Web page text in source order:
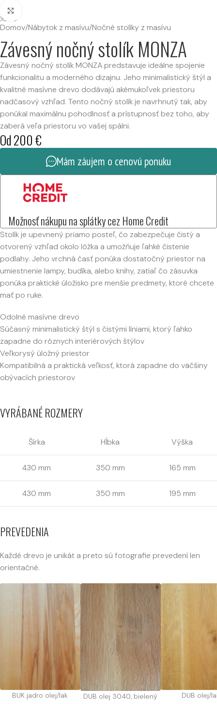
Domov/Nábytok z masívu/Nočné stolíky z masívu
Závesný nočný stolík MONZA
Závesný nočný stolík MONZA predstavuje ideálne spojenie
funkcionalitu a moderného dizajnu. Jeho minimalistický štýl a
kvalitné masívne drevo dodávajú akémukoľvek priestoru
nadčasový vzhľad. Tento nočný stolík je navrhnutý tak, aby
ponúkal maximálnu pohodlnosť a prístupnosť bez toho, aby
zaberá veľa priestoru vo vašej spálni.
Od200€
Mám záujem o cenovú ponuku
Možnosť nákupu na splátky cez Home Credit
Stolík je upevnený priamo posteľ, čo zabezpečuje čistý a
otvorený vzhľad okolo lôžka a umožňuje ľahké čistenie
podlahy. Jeho vrchná časť ponúka dostatočný priestor na
umiestnenie lampy, budíka, alebo knihy, zatiaľ čo zásuvka
ponúka praktické úložisko pre menšie predmety, ktoré chcete
mať po ruke.
Odolné masívne drevo
Súčasný minimalistický štýl s čistými líniami, ktorý ľahko
zapadne do rôznych interiérových štýlov
Veľkorysý úložný priestor
Kompatibilná a praktická veľkosť, ktorá zapadne do väčšiny
obývacích priestorov
VYRÁBANÉ ROZMERY
Šírka Hĺbka Výška
430 mm 350 mm 165 mm
430 mm 350 mm 195 mm
PREVEDENIA
Každé drevo je unikát a preto sú fotografie prevedení len
orientačné.
BUK jadro olej/lak DUB olej 3040, bielený DUB olej/